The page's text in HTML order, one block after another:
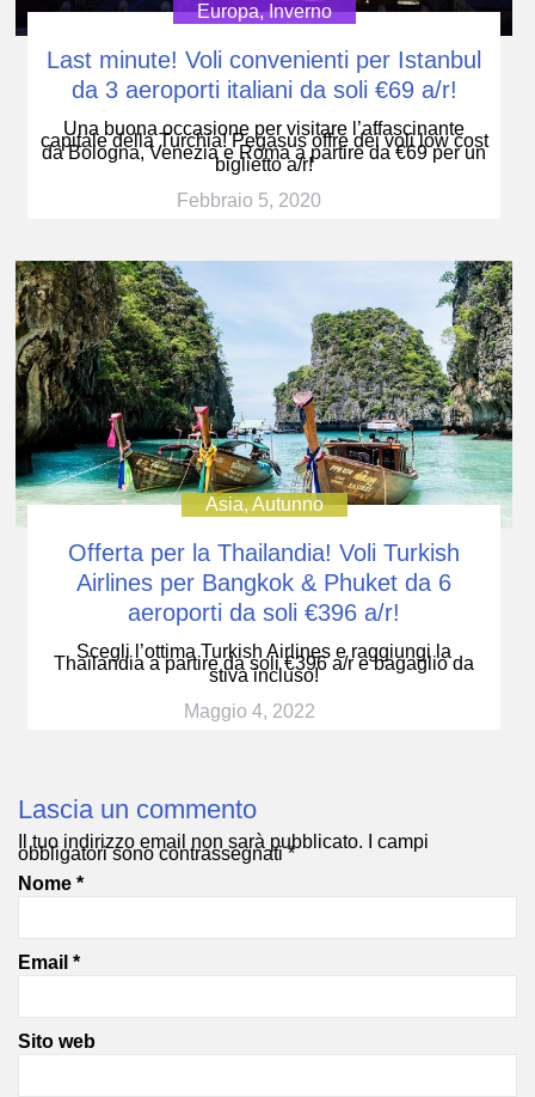
Europa,Inverno
Last minute! Voli convenienti per Istanbul
da 3 aeroporti italiani da soli €69 a/r!
Una buona occasione per visitare l’affascinante
capitale della Turchia! Pegasus offre dei voli low cost
da Bologna, Venezia e Roma a partire da €69 per un
biglietto a/r!
Febbraio 5, 2020
Asia, Autunno
Offerta per la Thailandia! Voli Turkish
Airlines per Bangkok & Phuket da 6
aeroporti da soli €396 a/r!
Scegli l’ottima Turkish Airlines e raggiungi la
Thailandia a partire da soli €396 a/r e bagaglio da
stiva incluso!
Maggio 4, 2022
Lascia un commento
Il tuo indirizzo email non sarà pubblicato. I campi
obbligatori sono contrassegnati*
Nome *
Email *
Sito web